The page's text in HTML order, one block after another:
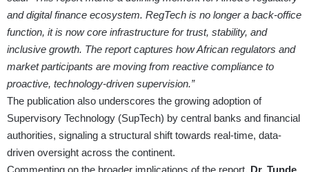
and digital finance ecosystem. RegTech is no longer a back-office
function, it is now core infrastructure for trust, stability, and
inclusive growth. The report captures how African regulators and
market participants are moving from reactive compliance to
proactive, technology-driven supervision.”
The publication also underscores the growing adoption of
Supervisory Technology (SupTech) by central banks and financial
authorities, signaling a structural shift towards real-time, data-
driven oversight across the continent.
Commenting on the broader implications of the report, Dr. Tunde